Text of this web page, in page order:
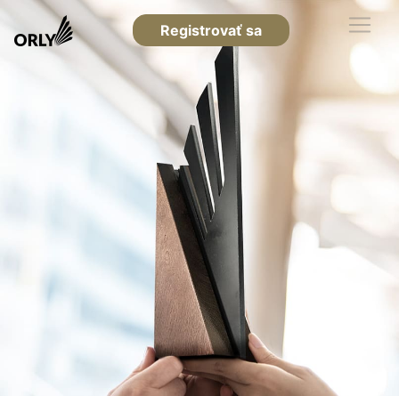
Registrovať sa